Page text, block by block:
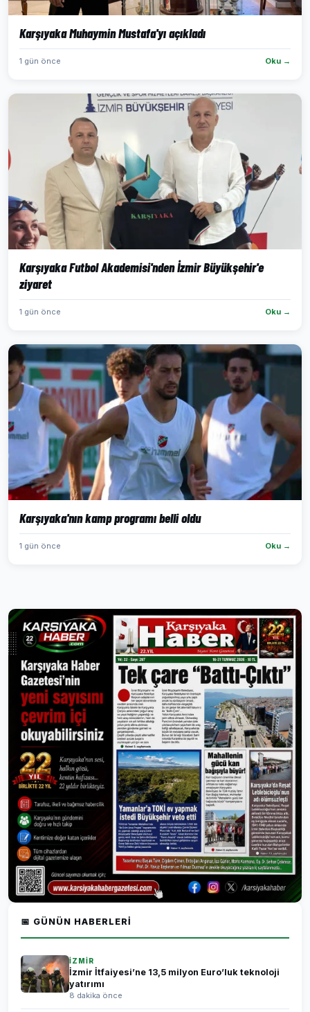
Karşıyaka Muhaymin Mustafa'yı açıkladı
1 gün önce Oku →
Karşıyaka Futbol Akademisi'nden İzmir Büyükşehir'e
ziyaret
1 gün önce Oku →
Karşıyaka'nın kamp programı belli oldu
1 gün önce Oku →
📅 GÜNÜN HABERLERI
İZMİR
İzmir İtfaiyesi’ne 13,5 milyon Euro’luk teknoloji
yatırımı
8 dakika önce